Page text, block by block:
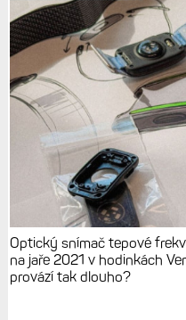
Optický snímač tepové
na jaře 2021 v hodinkách
provází tak dlouho?